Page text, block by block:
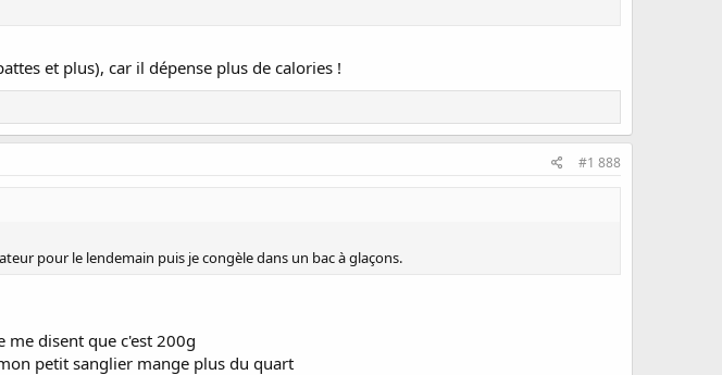
et plus), car il dépense plus de calories !
#1 888
pour le lendemain puis je congèle dans un bac à glaçons.
me disent que c'est 200g
petit sanglier mange plus du quart